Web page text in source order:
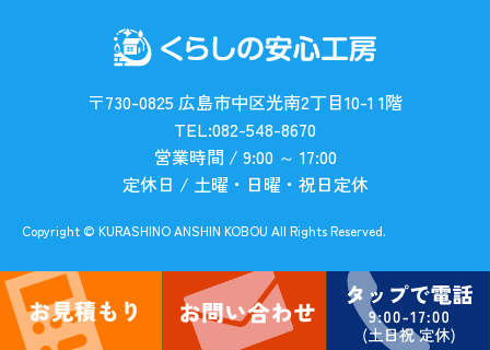
〒730-0825 広島市中区光南2丁目10-1 1階
TEL:082-548-8670
営業時間 / 9:00 ～ 17:00
定休日 / 土曜・日曜・祝日定休
Copyright © KURASHINO ANSHIN KOBOU All Rights Reserved.